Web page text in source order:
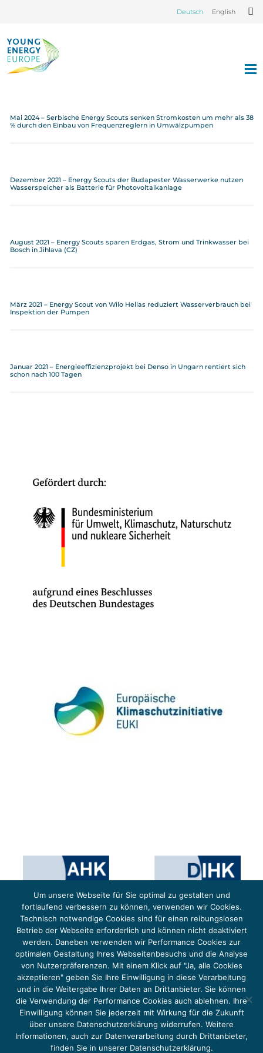
Deutsch English
Mai 2024 – Serbische Energy Scouts senken Stromkosten um mehr als 38
% durch den Einbau von Frequenzreglern in Umwälzpumpen
Dezember 2021 – Energy Scouts der Budapester Wasserwerke nutzen
Wasserspeicher als Batterie für Photovoltaikanlage
August 2021 – Energy Scouts sparen Erdgas, Strom und Trinkwasser bei
Bosch in Jihlava (CZ)
März 2021 – Energy Scout von Wilo Hellas reduziert Wasserverbrauch bei
Inspektion der Pumpen
Januar 2021 – Energieeffizienzprojekt bei Denso in Ungarn rentiert sich
schon nach 100 Tagen
Das Projekt YOUNG ENERGY EUROPE wird gefördert durch die Europäische Klimaschutzinitiative (EUKI).
Die EUKI ist ein Förderinstrument des deutschen Bundesministeriums für Umwelt, Klimaschutz,
Naturschutz und nukleare Sicherheit (BMUKN). Übergeordnetes Ziel der EUKI ist eine Intensivierung des
grenzüberschreitenden Dialogs sowie des Wissens- und Erfahrungsaustauschs in der Europäischen Union,
um gemeinsam die Umsetzung des Paris Abkommens voranzutreiben.
Copyright 2026, Young Energy Europe
Um unsere Webseite für Sie optimal zu gestalten und
fortlaufend verbessern zu können, verwenden wir Cookies.
Technisch notwendige Cookies sind für einen reibungslosen
Betrieb der Webseite erforderlich und können nicht deaktiviert
werden. Daneben verwenden wir Performance Cookies zur
optimalen Gestaltung Ihres Webseitenbesuchs und die Analyse
von Nutzerpräferenzen. Mit einem Klick auf "Ja, alle Cookies
akzeptieren" geben Sie Ihre Einwilligung in diese Verarbeitung
und in die Weitergabe Ihrer Daten an Drittanbieter. Sie können
die Verwendung der Performance Cookies auch ablehnen. Ihre
Einwilligung können Sie jederzeit mit Wirkung für die Zukunft
über unsere Datenschutzerklärung widerrufen. Weitere
Informationen, auch zur Datenverarbeitung durch Drittanbieter,
finden Sie in unserer Datenschutzerklärung.